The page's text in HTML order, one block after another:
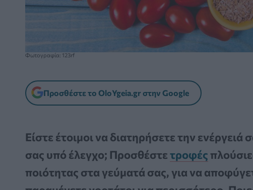
Φωτογραφία: 123rf
Προσθέστε το OloYgeia.gr στην Google
Είστε έτοιμοι να διατηρήσετε την ενέργειά
σας υπό έλεγχο; Προσθέστετροφές
ποιότητας στα γεύματά σας, για να